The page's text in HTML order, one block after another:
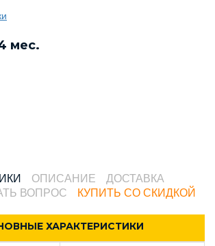
мес.
ОПИСАНИЕ
ДОСТАВКА
ВОПРОС КУПИТЬ СО СКИДКОЙ
ХАРАКТЕРИСТИКИ